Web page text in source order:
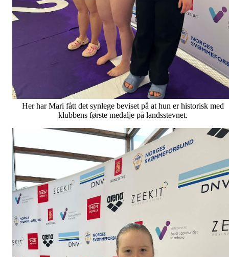
Her har Mari fått det synlege beviset på at hun er historisk med
klubbens første medalje på landsstevnet.